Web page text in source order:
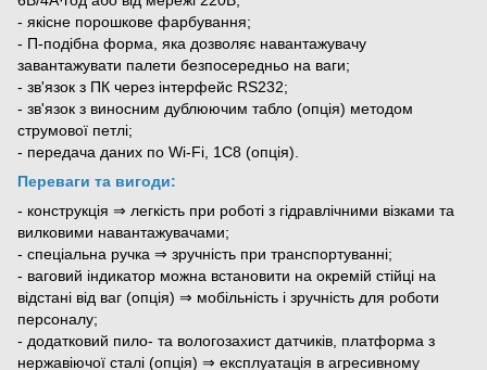
- якісне порошкове фарбування;
- П-подібна форма, яка дозволяє навантажувачу
завантажувати палети безпосередньо на ваги;
- зв'язок з ПК через інтерфейс RS232;
- зв'язок з виносним дублюючим табло (опція) методом
струмової петлі;
- передача даних по Wi-Fi, 1C8 (опція).
Переваги та вигоди:
- конструкція ⇒ легкість при роботі з гідравлічними візками та
вилковими навантажувачами;
- спеціальна ручка ⇒ зручність при транспортуванні;
- ваговий індикатор можна встановити на окремій стійці на
відстані від ваг (опція) ⇒ мобільність і зручність для роботи
персоналу;
- додатковий пило- та вологозахист датчиків, платформа з
нержавіючої сталі (опція) ⇒ експлуатація в агресивному